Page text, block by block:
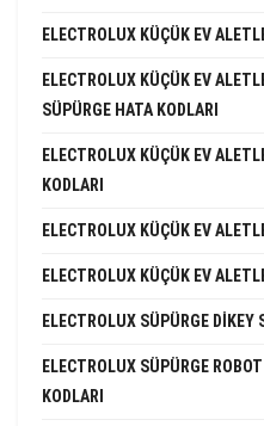
ELECTROLUX KÜÇÜK EV
ELECTROLUX KÜÇÜK EV
SÜPÜRGE HATA KODLARI
ELECTROLUX KÜÇÜK EV
KODLARI
ELECTROLUX KÜÇÜK EV
ELECTROLUX KÜÇÜK EV
ELECTROLUX SÜPÜRGE DIKEY
ELECTROLUX SÜPÜRGE
KODLARI